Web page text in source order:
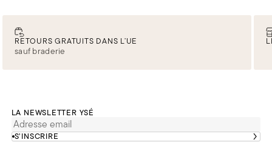
RETOURS GRATUITS DANS L’UE
sauf braderie
LA NEWSLETTER YSÉ
S’INSCRIRE